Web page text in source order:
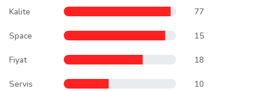
Kalite 77
Space 15
Fiyat 18
Servis 10